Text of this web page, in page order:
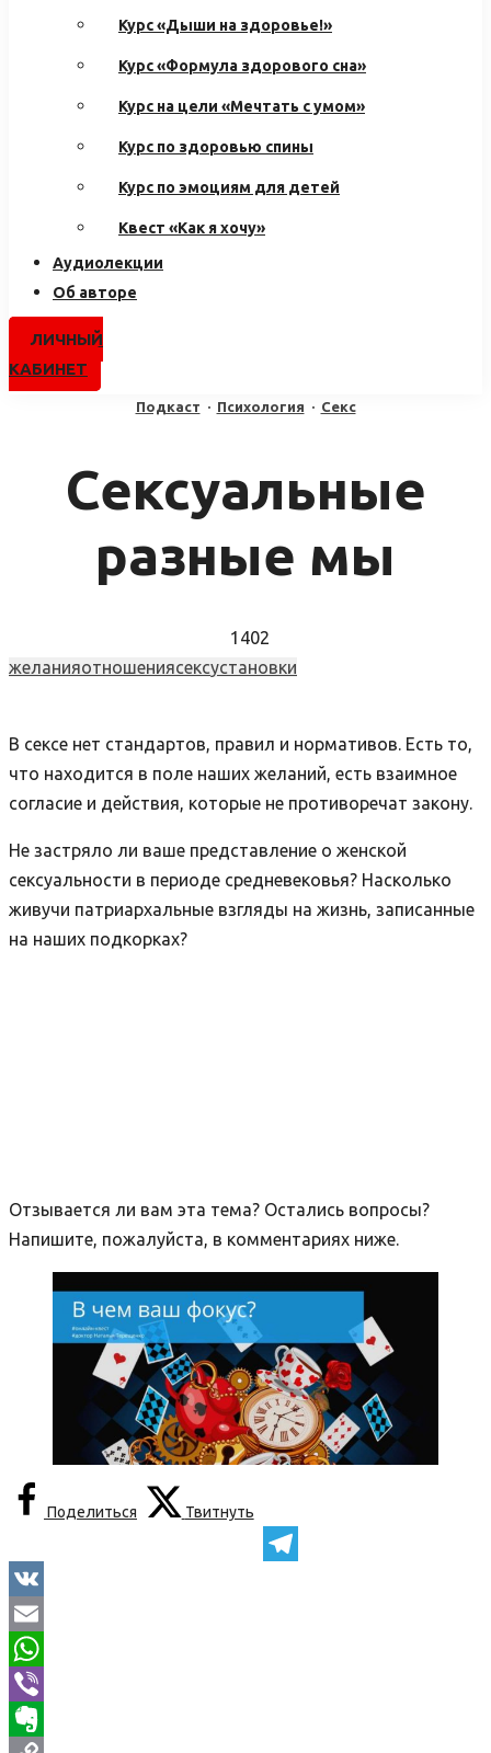
Курс «Дыши на здоровье!»
Курс «Формула здорового сна»
Курс на цели «Мечтать с умом»
Курс по здоровью спины
Курс по эмоциям для детей
Квест «Как я хочу»
Аудиолекции
Об авторе
ЛИЧНЫЙ
КАБИНЕТ
Подкаст · Психология · Секс
Сексуальные
разные мы
1402
желанияотношениясексустановки
В сексе нет стандартов, правил и нормативов. Есть то,
что находится в поле наших желаний, есть взаимное
согласие и действия, которые не противоречат закону.
Не застряло ли ваше представление о женской
сексуальности в периоде средневековья? Насколько
живучи патриархальные взгляды на жизнь, записанные
на наших подкорках?
Отзывается ли вам эта тема? Остались вопросы?
Напишите, пожалуйста, в комментариях ниже.
Поделиться Твитнуть
Telegram
VK
Email
WhatsApp
Viber